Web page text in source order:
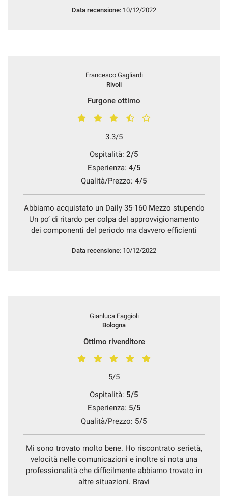
Data recensione: 10/12/2022
Francesco Gagliardi
Rivoli
Furgone ottimo
3.3/5
Ospitalità: 2/5
Esperienza: 4/5
Qualità/Prezzo: 4/5
Abbiamo acquistato un Daily 35-160 Mezzo stupendo
Un po’ di ritardo per colpa del approvvigionamento
dei componenti del periodo ma davvero efficienti
Data recensione: 10/12/2022
Gianluca Faggioli
Bologna
Ottimo rivenditore
5/5
Ospitalità: 5/5
Esperienza: 5/5
Qualità/Prezzo: 5/5
Mi sono trovato molto bene. Ho riscontrato serietà,
velocità nelle comunicazioni e inoltre si nota una
professionalità che difficilmente abbiamo trovato in
altre situazioni. Bravi